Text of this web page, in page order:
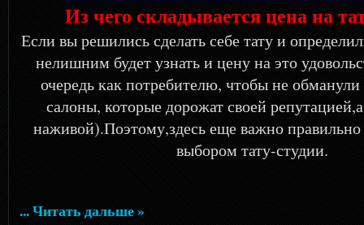
Из чего складывается цена на
Если вы решились сделать себе тату и
нелишним будет узнать и цену на это
очередь как потребителю, чтобы не
салоны, которые дорожат своей
наживой).Поэтому,здесь еще важно правильно
выбором тату-студии.
... Читать дальше »